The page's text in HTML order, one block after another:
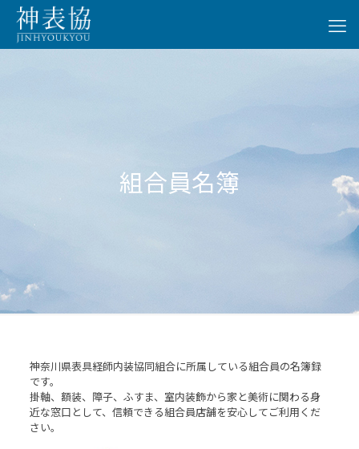
組合員名簿
神奈川県表具経師内装協同組合に所属している組合員の名簿録
です。
掛軸、額装、障子、ふすま、室内装飾から家と美術に関わる身
近な窓口として、信頼できる組合員店舗を安心してご利用くだ
さい。